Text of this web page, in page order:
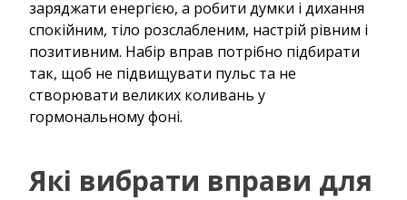
заряджати енергією, а робити думки і дихання
спокійним, тіло розслабленим, настрій рівним і
позитивним. Набір вправ потрібно підбирати
так, щоб не підвищувати пульс та не
створювати великих коливань у
гормональному фоні.
Які вибрати вправи для